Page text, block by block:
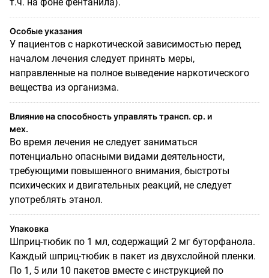
Особые указания
У пациентов с наркотической зависимостью перед
началом лечения следует принять меры,
направленные на полное выведение наркотического
вещества из организма.
Влияние на способность управлять трансп. ср. и
мех.
Во время лечения не следует заниматься
потенциально опасными видами деятельности,
требующими повышенного внимания, быстроты
психических и двигательных реакций, не следует
употреблять этанол.
Упаковка
Шприц-тюбик по 1 мл, содержащий 2 мг буторфанола.
Каждый шприц-тюбик в пакет из двухслойной пленки.
По 1, 5 или 10 пакетов вместе с инструкцией по